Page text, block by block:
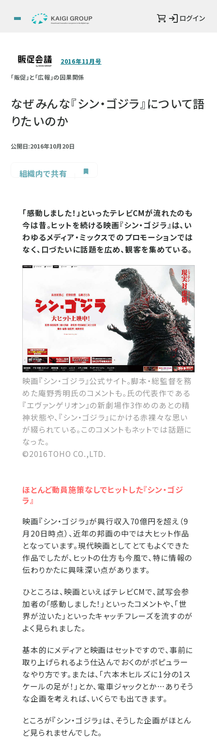
ログイン
2016年11月号
「販促」と「広報」の因果関係
なぜみんな『シン・ゴジラ』について語
りたいのか
公開日:2016年10月20日
組織内で共有
「感動しました！」といったテレビCMが流れたのも
今は昔。ヒットを続ける映画『シン・ゴジラ』は、い
わゆるメディア・ミックスでのプロモーションでは
なく、口づたいに話題を広め、観客を集めている。
映画『シン・ゴジラ』公式サイト。脚本・総監督を務
めた庵野秀明氏のコメントも。氏の代表作である
『エヴァンゲリオン』の新劇場作3作めのあとの精
神状態や、『シン・ゴジラ』にかける赤裸々な思い
が綴られている。このコメントもネットでは話題に
なった。
©2016TOHO CO.,LTD.
ほとんど動員施策なしでヒットした『シン・ゴジ
ラ』
映画『シン・ゴジラ』が興行収入70億円を超え（9
月20日時点）、近年の邦画の中では大ヒット作品
となっています。現代映画としてとてもよくできた
作品でしたが、ヒットの仕方も今風で、特に情報の
伝わりかたに興味深い点があります。
ひところは、映画といえばテレビCMで、試写会参
加者の「感動しました！」といったコメントや、「世
界が泣いた」といったキャッチフレーズを流すのが
よく見られました。
基本的にメディアと映画はセットですので、事前に
取り上げられるよう仕込んでおくのがポピュラー
なやり方です。または、「六本木ヒルズに1分の1ス
ケールの足が！」とか、電車ジャックとか…ありそう
な企画を考えれば、いくらでも出てきます。
ところが『シン・ゴジラ』は、そうした企画がほとん
ど見られませんでした。